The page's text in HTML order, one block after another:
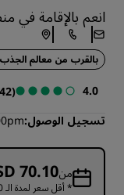
انعم بالإقامة في
بالقرب من معالم
4.0
(2942 تعليقات)
تسجيل الوصول
من70.10
* أقل سعر لمدة الـ 60 يومًا القادمة